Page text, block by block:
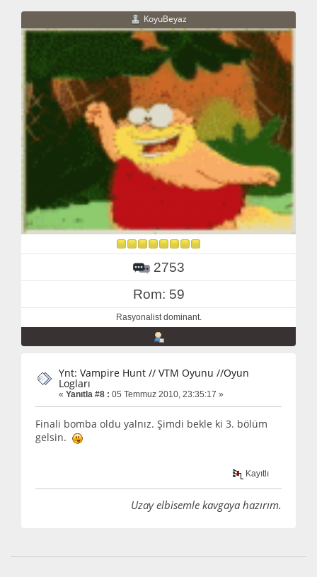
KoyuBeyaz
2753
Rom: 59
Rasyonalist dominant.
Ynt: Vampire Hunt // VTM Oyunu //Oyun
Logları
« Yanıtla #8 : 05 Temmuz 2010, 23:35:17 »
Finali bomba oldu yalnız. Şimdi bekle ki 3. bölüm
gelsin.
Kayıtlı
Uzay elbisemle kavgaya hazırım.